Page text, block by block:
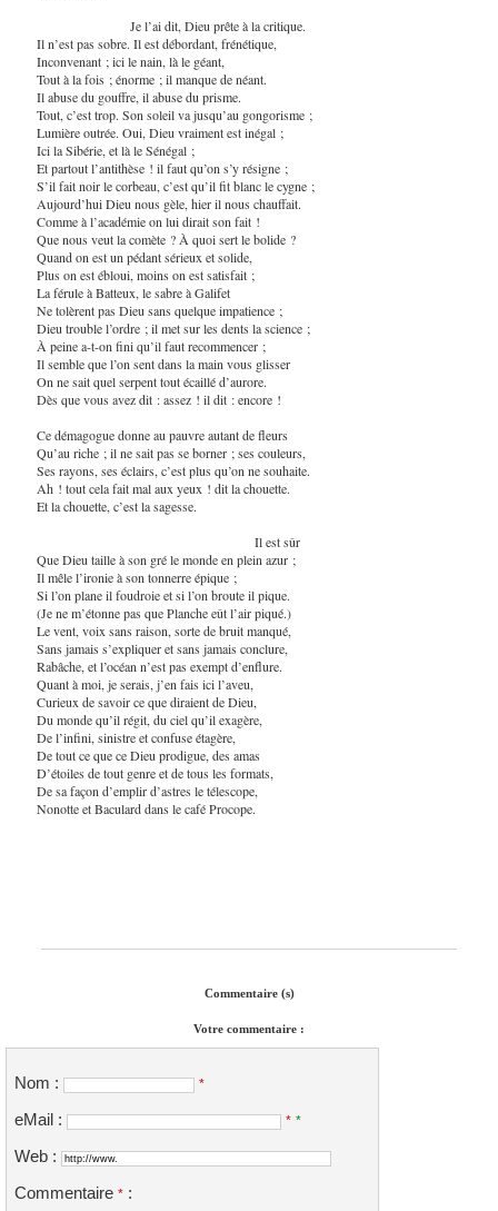
Je l’ai dit, Dieu prête à la critique.
Il n’est pas sobre. Il est débordant, frénétique,
Inconvenant ; ici le nain, là le géant,
Tout à la fois ; énorme ; il manque de néant.
Il abuse du gouffre, il abuse du prisme.
Tout, c’est trop. Son soleil va jusqu’au gongorisme ;
Lumière outrée. Oui, Dieu vraiment est inégal ;
Ici la Sibérie, et là le Sénégal ;
Et partout l’antithèse ! il faut qu’on s’y résigne ;
S’il fait noir le corbeau, c’est qu’il fit blanc le cygne ;
Aujourd’hui Dieu nous gèle, hier il nous chauffait.
Comme à l’académie on lui dirait son fait !
Que nous veut la comète ? À quoi sert le bolide ?
Quand on est un pédant sérieux et solide,
Plus on est ébloui, moins on est satisfait ;
La férule à Batteux, le sabre à Galifet
Ne tolèrent pas Dieu sans quelque impatience ;
Dieu trouble l’ordre ; il met sur les dents la science ;
À peine a-t-on fini qu’il faut recommencer ;
Il semble que l’on sent dans la main vous glisser
On ne sait quel serpent tout écaillé d’aurore.
Dès que vous avez dit : assez ! il dit : encore !
Ce démagogue donne au pauvre autant de fleurs
Qu’au riche ; il ne sait pas se borner ; ses couleurs,
Ses rayons, ses éclairs, c’est plus qu’on ne souhaite.
Ah ! tout cela fait mal aux yeux ! dit la chouette.
Et la chouette, c’est la sagesse.
Il est sûr
Que Dieu taille à son gré le monde en plein azur ;
Il mêle l’ironie à son tonnerre épique ;
Si l’on plane il foudroie et si l’on broute il pique.
(Je ne m’étonne pas que Planche eût l’air piqué.)
Le vent, voix sans raison, sorte de bruit manqué,
Sans jamais s’expliquer et sans jamais conclure,
Rabâche, et l’océan n’est pas exempt d’enflure.
Quant à moi, je serais, j’en fais ici l’aveu,
Curieux de savoir ce que diraient de Dieu,
Du monde qu’il régit, du ciel qu’il exagère,
De l’infini, sinistre et confuse étagère,
De tout ce que ce Dieu prodigue, des amas
D’étoiles de tout genre et de tous les formats,
De sa façon d’emplir d’astres le télescope,
Nonotte et Baculard dans le café Procope.
Commentaire (s)
Votre commentaire :
Nom : *
eMail : * *
Web :
Commentaire * :